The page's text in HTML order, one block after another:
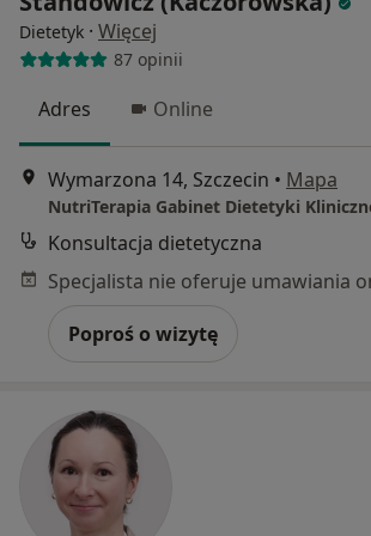
Dietetyk · Więcej
87 opinii
Adres Online
Wymarzona 14, Szczecin • Mapa
NutriTerapia Gabinet Dietetyki
Konsultacja dietetyczna
Poproś o wizytę